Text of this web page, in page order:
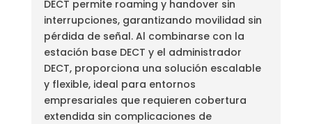
DECT permite roaming y handover sin
interrupciones, garantizando movilidad sin
pérdida de señal. Al combinarse con la
estación base DECT y el administrador
DECT, proporciona una solución escalable
y flexible, ideal para entornos
empresariales que requieren cobertura
extendida sin complicaciones de